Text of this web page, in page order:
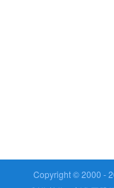
Copyright © 2000 -